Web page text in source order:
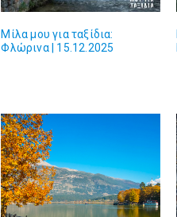
Μίλα μου για ταξίδια:
Φλώρινα | 15.12.2025